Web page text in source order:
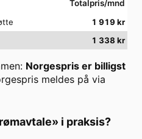
Totalpris/mnd
1 919 kr
1 338 kr
: Norgespris er billigst
meldes på via
i praksis?